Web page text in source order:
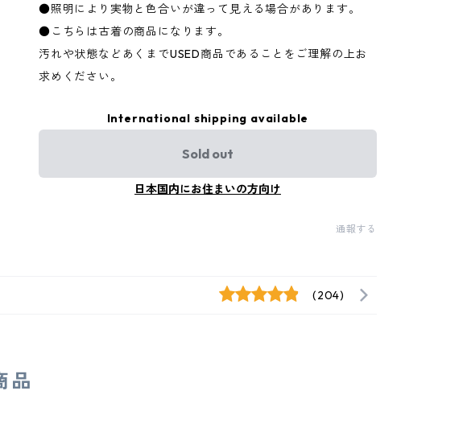
●照明により実物と色合いが違って見える場合があります。
●こちらは古着の商品になります。
汚れや状態などあくまでUSED商品であることをご理解の上お
求めください。
International shipping available
Sold out
日本国内にお住まいの方向け
通報する
(204)
品